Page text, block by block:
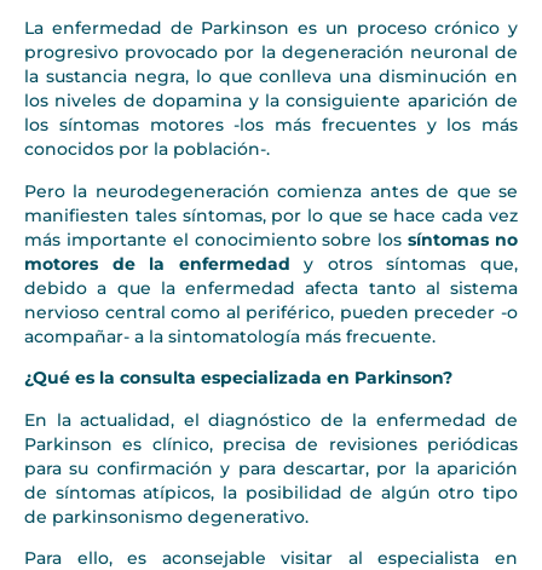
La enfermedad de Parkinson es un proceso crónico y
progresivo provocado por la degeneración neuronal de
la sustancia negra, lo que conlleva una disminución en
los niveles de dopamina y la consiguiente aparición de
los síntomas motores -los más frecuentes y los más
conocidos por la población-.
Pero la neurodegeneración comienza antes de que se
manifiesten tales síntomas, por lo que se hace cada vez
más importante el conocimiento sobre lossíntomas no
motores de la enfermedad y otros síntomas que,
debido a que la enfermedad afecta tanto al sistema
nervioso central como al periférico, pueden preceder -o
acompañar- a la sintomatología más frecuente.
¿Qué es la consulta especializada en Parkinson?
En la actualidad, el diagnóstico de la enfermedad de
Parkinson es clínico, precisa de revisiones periódicas
para su confirmación y para descartar, por la aparición
de síntomas atípicos, la posibilidad de algún otro tipo
de parkinsonismo degenerativo.
Para ello, es aconsejable visitar al especialista en